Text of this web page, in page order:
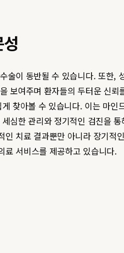
이 동반될 수 있습니다. 또한,
보여주며 환자들의 두터운 신
찾아볼 수 있습니다. 이는 마
한 관리와 정기적인 검진을
치료 결과뿐만 아니라 장기적
료 서비스를 제공하고 있습니다.